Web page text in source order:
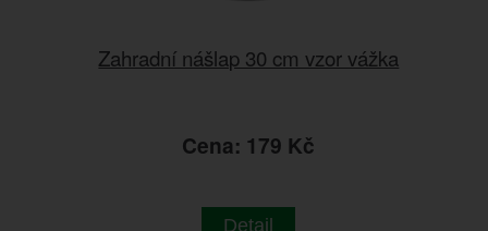
Zahradní nášlap 30 cm vzor vážka
Cena: 179 Kč
Detail